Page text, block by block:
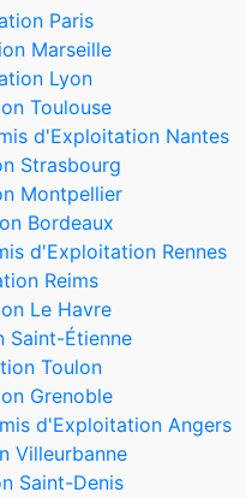
Paris
Marseille
Lyon
Toulouse
d'Exploitation Nantes
Strasbourg
Montpellier
Bordeaux
d'Exploitation Rennes
Reims
Le Havre
Saint-Étienne
Toulon
Grenoble
d'Exploitation Angers
Villeurbanne
Saint-Denis